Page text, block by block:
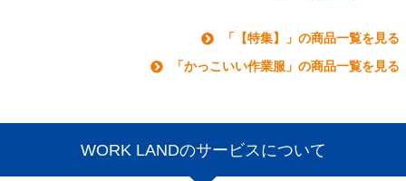
「【特集】」の商品一覧を見る
「かっこいい作業服」の商品一覧を見る
WORK LANDのサービスについて